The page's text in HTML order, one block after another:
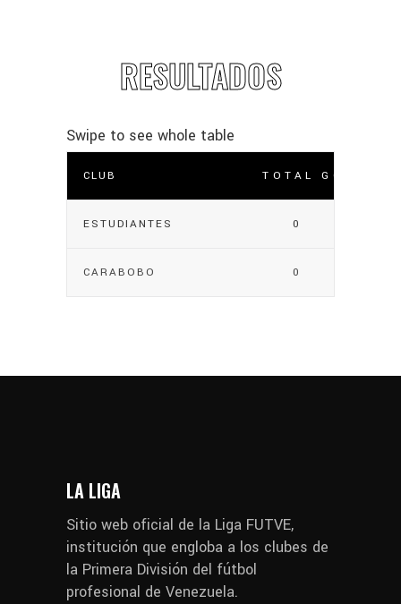
RESULTADOS
CLUB TOTAL GOLES
ESTUDIANTES 0
CARABOBO 0
LA LIGA
Sitio web oficial de la Liga FUTVE,
institución que engloba a los clubes de
la Primera División del fútbol
profesional de Venezuela.